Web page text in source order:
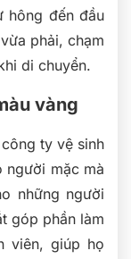
hông đến đầu
phải, chạm
di chuyển.
vàng
ty vệ sinh
người mặc mà
những người
góp phần làm
viên, giúp họ